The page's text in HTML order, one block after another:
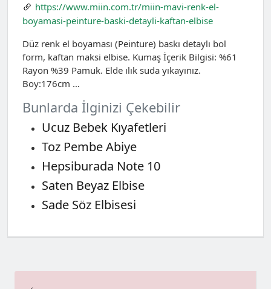
https://www.miin.com.tr/miin-mavi-renk-el-
boyamasi-peinture-baski-detayli-kaftan-elbise
Düz renk el boyaması (Peinture) baskı detaylı bol
form, kaftan maksi elbise. Kumaş İçerik Bilgisi: %61
Rayon %39 Pamuk. Elde ılık suda yıkayınız.
Boy:176cm …
Bunlarda İlginizi Çekebilir
Ucuz Bebek Kıyafetleri
Toz Pembe Abiye
Hepsiburada Note 10
Saten Beyaz Elbise
Sade Söz Elbisesi